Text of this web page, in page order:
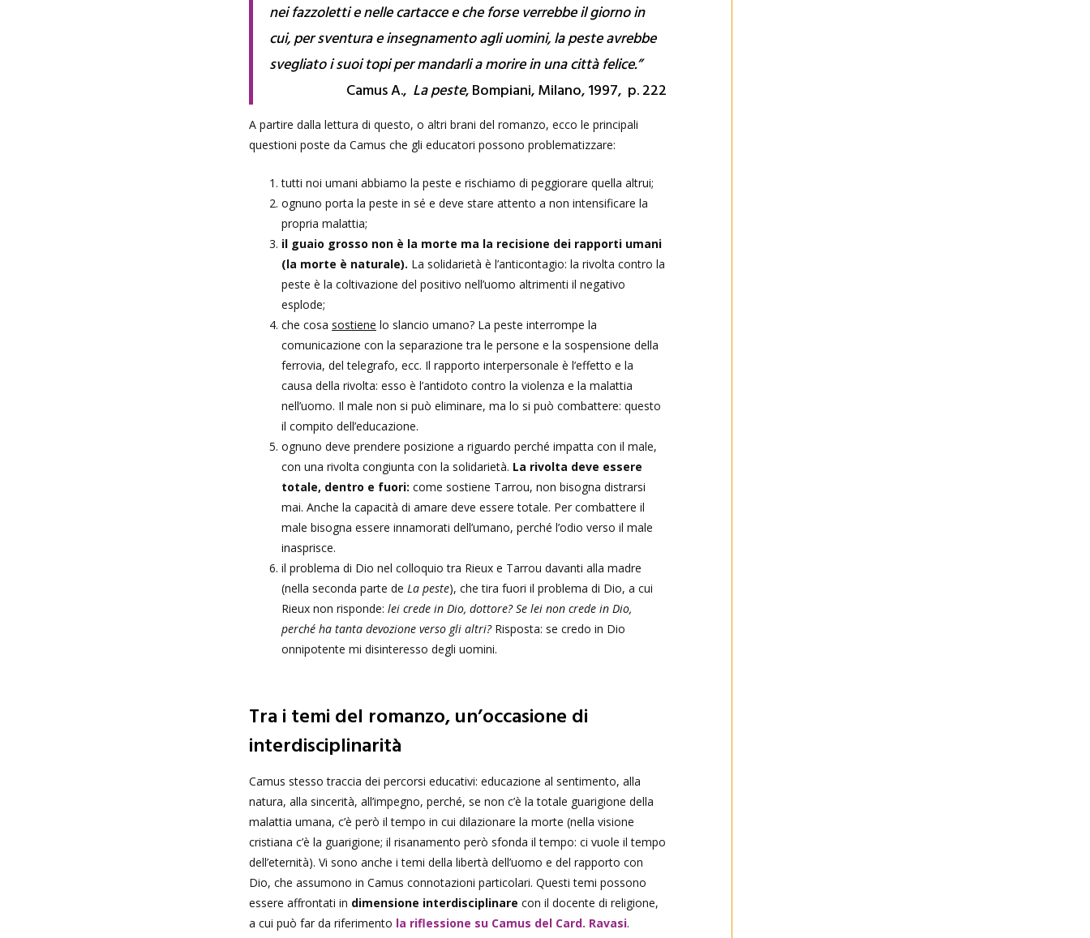
nei fazzoletti e nelle cartacce e che forse verrebbe il giorno in
cui, per sventura e insegnamento agli uomini, la peste avrebbe
svegliato i suoi topi per mandarli a morire in una città felice.”
Camus A., La peste, Bompiani, Milano, 1997, p. 222
A partire dalla lettura di questo, o altri brani del romanzo, ecco le principali
questioni poste da Camus che gli educatori possono problematizzare:
tutti noi umani abbiamo la peste e rischiamo di peggiorare quella altrui;
ognuno porta la peste in sé e deve stare attento a non intensificare la
propria malattia;
il guaio grosso non è la morte ma la recisione dei rapporti umani
(la morte è naturale). La solidarietà è l’anticontagio: la rivolta contro la
peste è la coltivazione del positivo nell’uomo altrimenti il negativo
esplode;
che cosa sostiene lo slancio umano? La peste interrompe la
comunicazione con la separazione tra le persone e la sospensione della
ferrovia, del telegrafo, ecc. Il rapporto interpersonale è l’effetto e la
causa della rivolta: esso è l’antidoto contro la violenza e la malattia
nell’uomo. Il male non si può eliminare, ma lo si può combattere: questo
il compito dell’educazione.
ognuno deve prendere posizione a riguardo perché impatta con il male,
con una rivolta congiunta con la solidarietà. La rivolta deve essere
totale, dentro e fuori: come sostiene Tarrou, non bisogna distrarsi
mai. Anche la capacità di amare deve essere totale. Per combattere il
male bisogna essere innamorati dell’umano, perché l’odio verso il male
inasprisce.
il problema di Dio nel colloquio tra Rieux e Tarrou davanti alla madre
(nella seconda parte de La peste), che tira fuori il problema di Dio, a cui
Rieux non risponde: lei crede in Dio, dottore? Se lei non crede in Dio,
perché ha tanta devozione verso gli altri?Risposta: se credo in Dio
onnipotente mi disinteresso degli uomini.
Tra i temi del romanzo, un’occasione di
interdisciplinarità
Camus stesso traccia dei percorsi educativi: educazione al sentimento, alla
natura, alla sincerità, all’impegno, perché, se non c’è la totale guarigione della
malattia umana, c’è però il tempo in cui dilazionare la morte (nella visione
cristiana c’è la guarigione; il risanamento però sfonda il tempo: ci vuole il tempo
dell’eternità). Vi sono anche i temi della libertà dell’uomo e del rapporto con
Dio, che assumono in Camus connotazioni particolari. Questi temi possono
essere affrontati in dimensione interdisciplinare con il docente di religione,
a cui può far da riferimento la riflessione su Camus del Card. Ravasi.